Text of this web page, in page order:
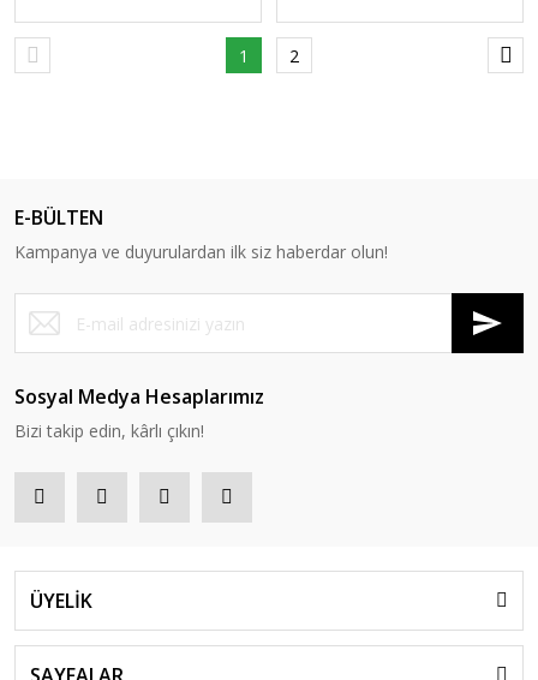
1 2
E-BÜLTEN
Kampanya ve duyurulardan ilk siz haberdar olun!
Sosyal Medya Hesaplarımız
Bizi takip edin, kârlı çıkın!
ÜYELİK